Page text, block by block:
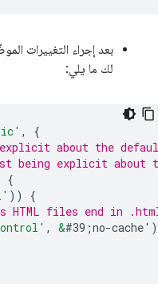
بعد إجراء التغييرات
لك ما يلي:
,
{
about the
being explicit about
{
))
{
files end in
, &#39;no-cache'